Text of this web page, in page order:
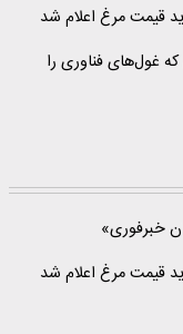
قیمت مرغ اعلام شد
غول‌های فناوری را
خبرفوری»
قیمت مرغ اعلام شد